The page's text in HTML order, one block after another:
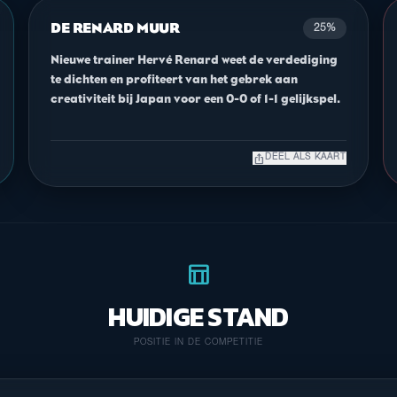
DE RENARD MUUR 25%
Nieuwe trainer Hervé Renard weet de verdediging
te dichten en profiteert van het gebrek aan
creativiteit bij Japan voor een 0-0 of 1-1 gelijkspel.
ios_share DEEL ALS KAART
table_chart
HUIDIGE STAND
POSITIE IN DE COMPETITIE